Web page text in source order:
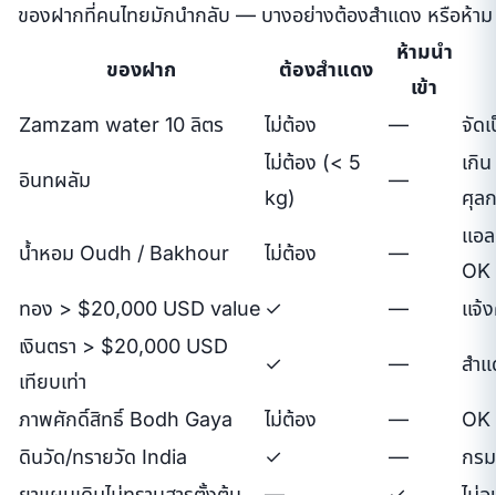
ของฝากที่คนไทยมักนำกลับ — บางอย่างต้องสำแดง หรือห้าม
ของฝาก ต้องสำแดง
ห้ามนำ
เข้า
Zamzam water 10 ลิตร
ไม่ต้อง — จัด
อินทผลัม
ไม่ต้อง (< 5
kg)
—
เกิ
ศุล
น้ำหอม Oudh / Bakhour ไม่ต้อง —
แอ
OK
ทอง > $20,000 USD value ✓ —
แจ้
เงินตรา > $20,000 USD
เทียบเท่า
✓ — สำ
ภาพศักดิ์สิทธิ์ Bodh Gaya ไม่ต้อง —
OK
ดินวัด/ทรายวัด India
✓ —
กร